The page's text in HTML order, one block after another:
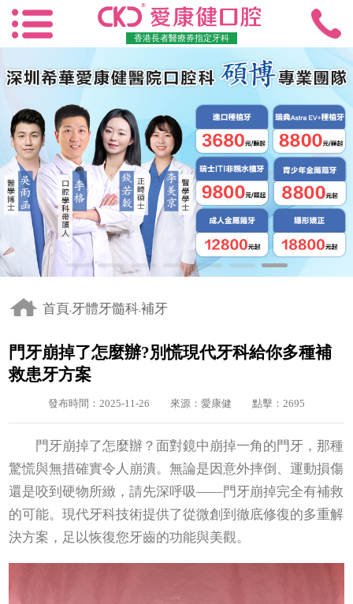
香港長者醫療券指定牙科
首頁- 牙體牙髓科-補牙
門牙崩掉了怎麼辦?別慌現代牙科給你多種補
救患牙方案
發布時間：2025-11-26 來源：愛康健 點擊：2695
門牙崩掉了怎麼辦？面對鏡中崩掉一角的門牙，那種
驚慌與無措確實令人崩潰。無論是因意外摔倒、運動損傷
還是咬到硬物所緻，請先深呼吸——門牙崩掉完全有補救
的可能。現代牙科技術提供了從微創到徹底修復的多重解
決方案，足以恢復您牙齒的功能與美觀。